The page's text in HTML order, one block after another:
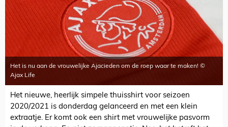
Het is nu aan de vrouwelijke Ajacieden om de roep waar te maken! ©
Ajax Life
Het nieuwe, heerlijk simpele thuisshirt voor seizoen
2020/2021 is donderdag gelanceerd en met een klein
extraatje. Er komt ook een shirt met vrouwelijke pasvorm